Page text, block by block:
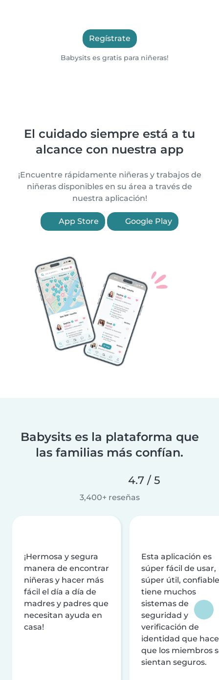
Regístrate
Babysits es gratis para niñeras!
El cuidado siempre está a tu
alcance con nuestra app
¡Encuentre rápidamente niñeras y trabajos de
niñeras disponibles en su área a través de
nuestra aplicación!
App Store Google Play
Babysits es la plataforma que
las familias más confían.
4.7 / 5
3,400+ reseñas
¡Hermosa y segura
manera de encontrar
niñeras y hacer más
fácil el día a día de
madres y padres que
necesitan ayuda en
casa!
Esta aplicación es
súper fácil de usar,
súper útil,
tiene muchos
sistemas de
seguridad y
verificación de
identidad que
que los miembros
sientan seguros.